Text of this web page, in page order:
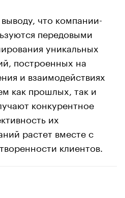
выводу, что компании-
передовыми
уникальных
построенных на
и взаимодействиях
как прошлых, так и
конкурентное
их
растет вместе с
клиентов.